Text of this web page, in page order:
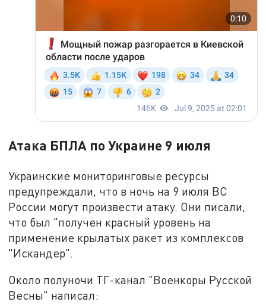
Атака БПЛА по Украине 9 июля
Украинские мониторинговые ресурсы
предупреждали, что в ночь на 9 июля ВС
России могут произвести атаку. Они писали,
что был "получен красный уровень на
применение крылатых ракет из комплексов
"Искандер".
Около полуночи ТГ-канал "Военкоры Русской
Весны" написал: